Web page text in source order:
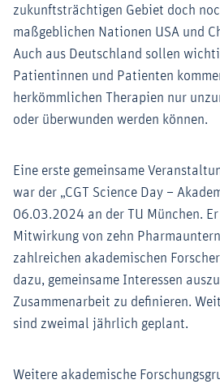
zukunftsträchtigen Gebiet doch
maßgeblichen Nationen USA und
Auch aus Deutschland sollen
Patientinnen und Patienten
herkömmlichen Therapien nur
oder überwunden werden können.
Eine erste gemeinsame
war der „CGT Science Day –
06.03.2024 an der TU München.
Mitwirkung von zehn
zahlreichen akademischen
dazu, gemeinsame Interessen
Zusammenarbeit zu definieren.
sind zweimal jährlich geplant.
Weitere akademische